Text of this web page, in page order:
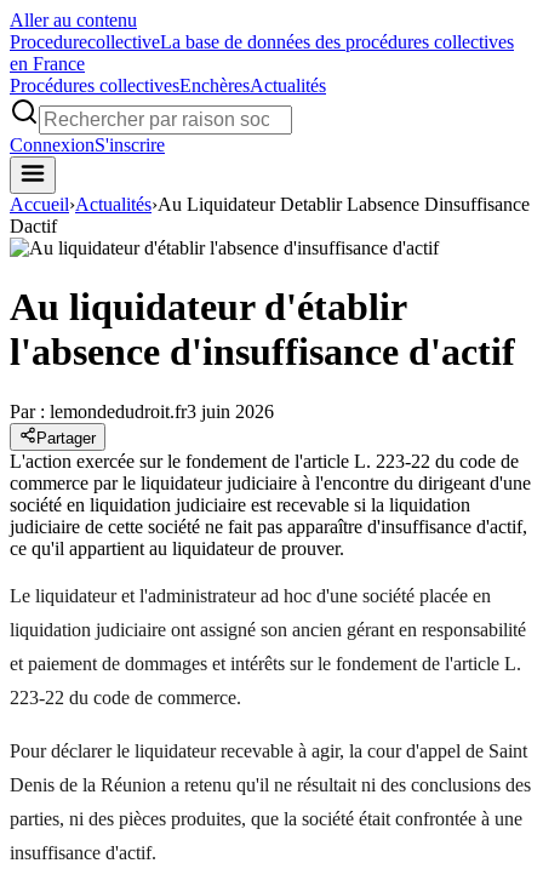
Aller au contenu
ProcedurecollectiveLa base de données des procédures collectives
en France
Procédures collectivesEnchèresActualités
ConnexionS'inscrire
Accueil›Actualités›Au Liquidateur Detablir Labsence Dinsuffisance
Dactif
Au liquidateur d'établir
l'absence d'insuffisance d'actif
Par : lemondedudroit.fr3 juin 2026
Partager
L'action exercée sur le fondement de l'article L. 223-22 du code de
commerce par le liquidateur judiciaire à l'encontre du dirigeant d'une
société en liquidation judiciaire est recevable si la liquidation
judiciaire de cette société ne fait pas apparaître d'insuffisance d'actif,
ce qu'il appartient au liquidateur de prouver.
Le liquidateur et l'administrateur ad hoc d'une société placée en
liquidation judiciaire ont assigné son ancien gérant en responsabilité
et paiement de dommages et intérêts sur le fondement de l'article L.
223-22 du code de commerce.
Pour déclarer le liquidateur recevable à agir, la cour d'appel de Saint
Denis de la Réunion a retenu qu'il ne résultait ni des conclusions des
parties, ni des pièces produites, que la société était confrontée à une
insuffisance d'actif.